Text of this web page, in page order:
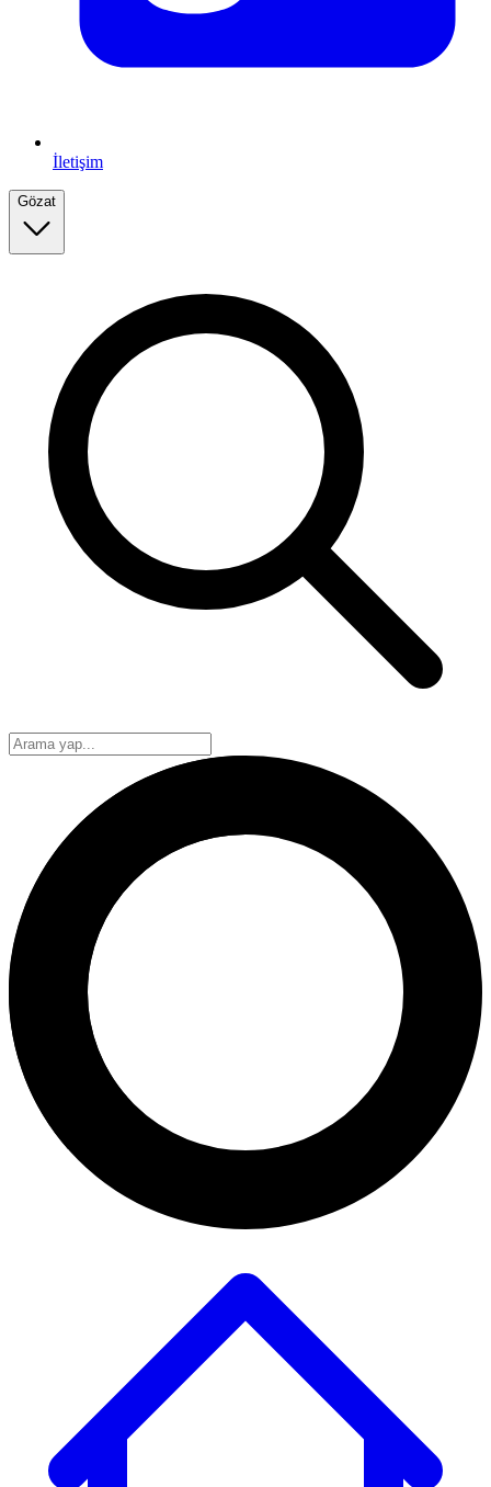
İletişim
Gözat